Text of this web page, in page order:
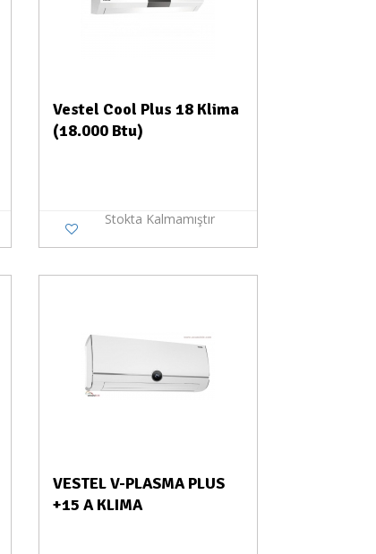
Vestel Cool Plus 18 Klima
(18.000 Btu)
Stokta Kalmamıştır
VESTEL V-PLASMA PLUS
+15 A KLIMA